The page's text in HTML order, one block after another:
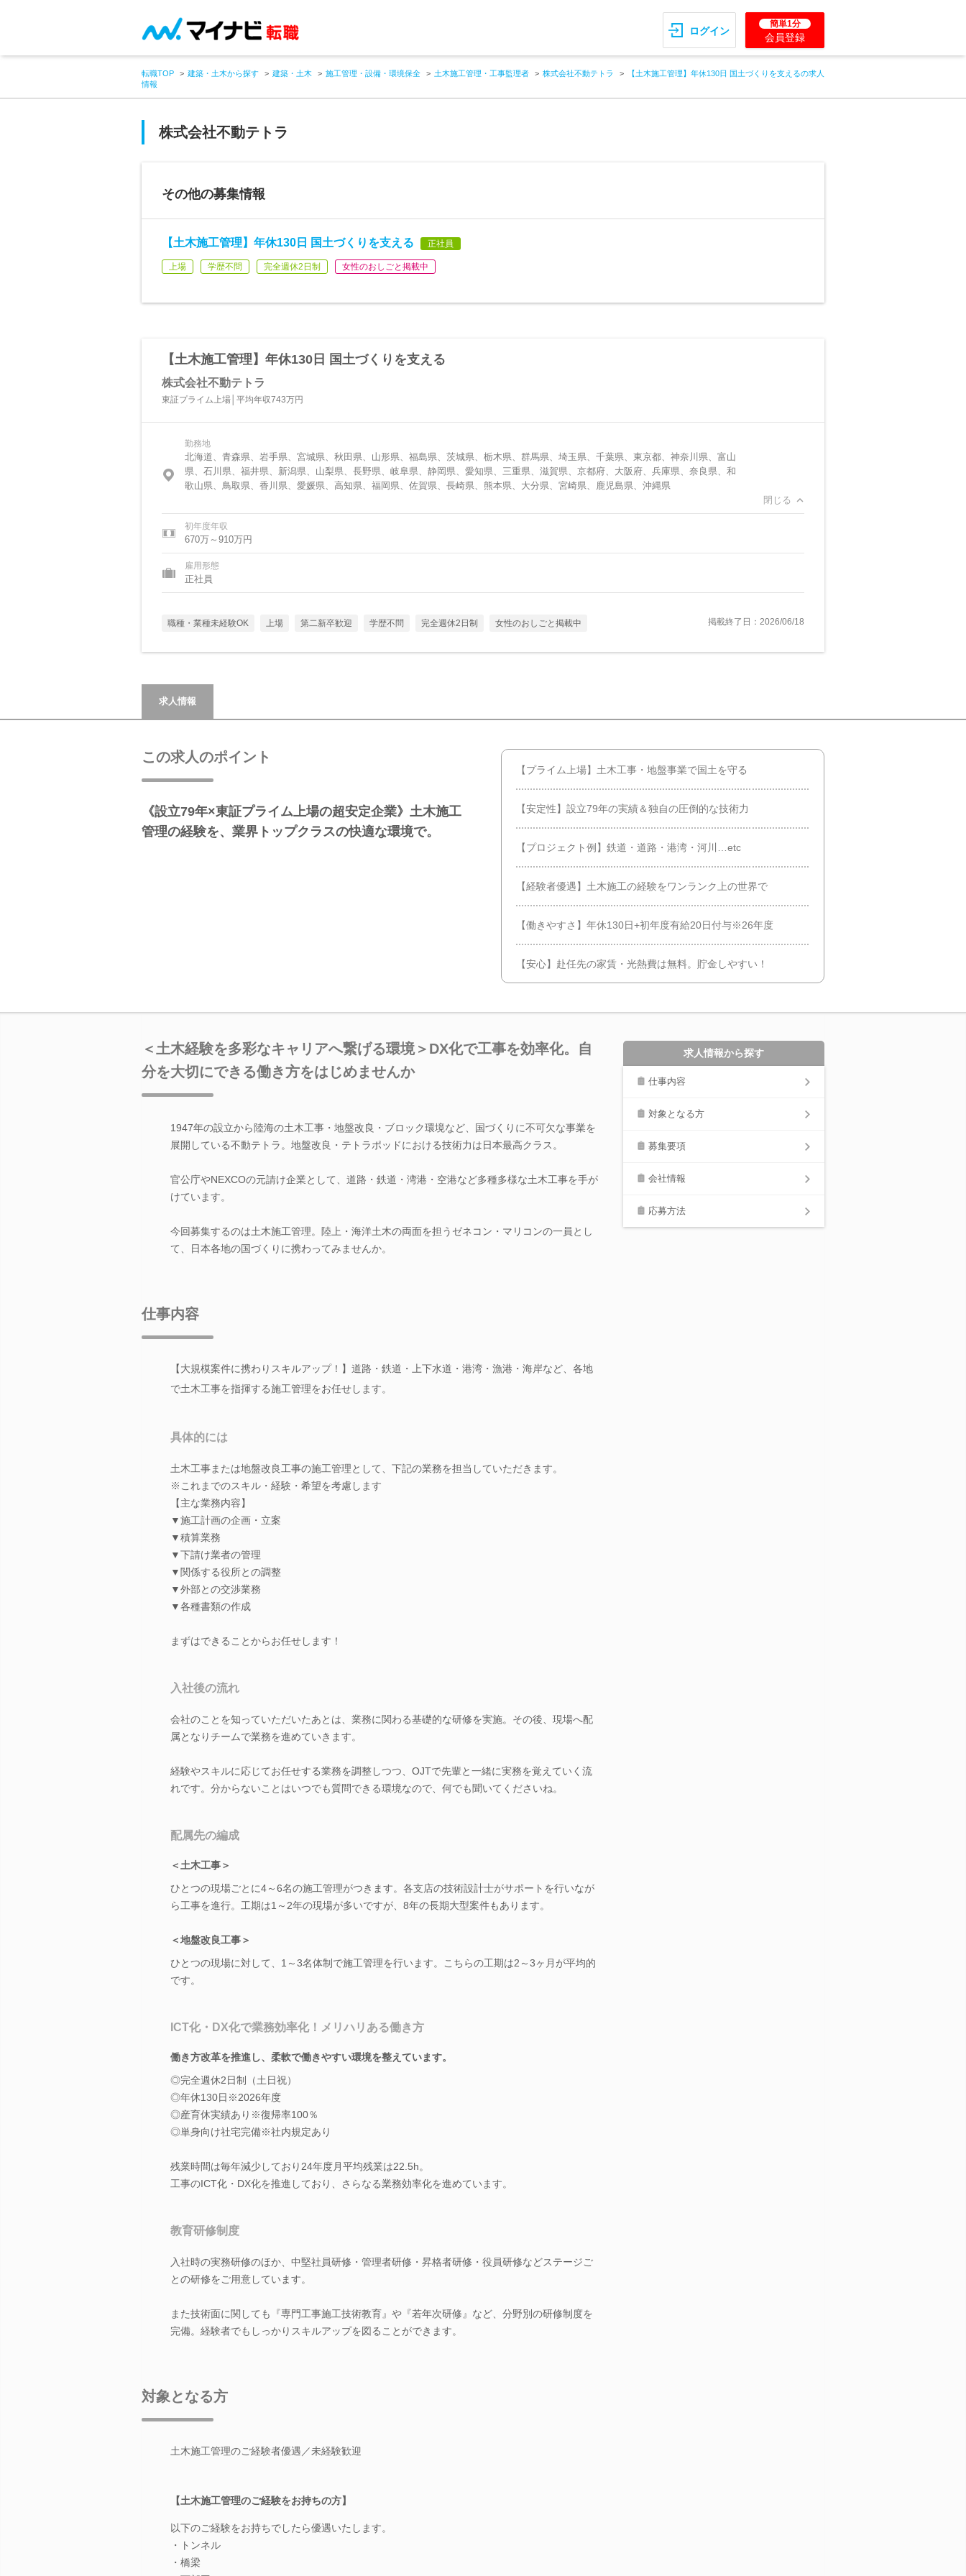
ログイン
簡単1分
会員登録
転職TOP 建築・土木から探す 建築・土木 施工管理・設備・環境保全 土木施工管理・工事監理者 株式会社不動テトラ
【土木施工管理】年休130日 国土づくりを支えるの求人
情報
株式会社不動テトラ
その他の募集情報
【土木施工管理】年休130日 国土づくりを支える 正社員
上場 学歴不問 完全週休2日制 女性のおしごと掲載中
【土木施工管理】年休130日 国土づくりを支える
株式会社不動テトラ
東証プライム上場│平均年収743万円
勤務地
北海道、青森県、岩手県、宮城県、秋田県、山形県、福島県、茨城県、栃木県、群馬県、埼玉県、千葉県、東京都、神奈川県、富山
県、石川県、福井県、新潟県、山梨県、長野県、岐阜県、静岡県、愛知県、三重県、滋賀県、京都府、大阪府、兵庫県、奈良県、和
歌山県、鳥取県、香川県、愛媛県、高知県、福岡県、佐賀県、長崎県、熊本県、大分県、宮崎県、鹿児島県、沖縄県
閉じる
初年度年収
670万～910万円
雇用形態
正社員
職種・業種未経験OK 上場 第二新卒歓迎 学歴不問 完全週休2日制 女性のおしごと掲載中 掲載終了日：2026/06/18
求人情報
この求人のポイント
《設立79年×東証プライム上場の超安定企業》土木施工
管理の経験を、業界トップクラスの快適な環境で。
【プライム上場】土木工事・地盤事業で国土を守る
【安定性】設立79年の実績＆独自の圧倒的な技術力
【プロジェクト例】鉄道・道路・港湾・河川…etc
【経験者優遇】土木施工の経験をワンランク上の世界で
【働きやすさ】年休130日+初年度有給20日付与※26年度
【安心】赴任先の家賃・光熱費は無料。貯金しやすい！
＜土木経験を多彩なキャリアへ繋げる環境＞DX化で工事を効率化。自
分を大切にできる働き方をはじめませんか
1947年の設立から陸海の土木工事・地盤改良・ブロック環境など、国づくりに不可欠な事業を
展開している不動テトラ。地盤改良・テトラポッドにおける技術力は日本最高クラス。
官公庁やNEXCOの元請け企業として、道路・鉄道・湾港・空港など多種多様な土木工事を手が
けています。
今回募集するのは土木施工管理。陸上・海洋土木の両面を担うゼネコン・マリコンの一員とし
て、日本各地の国づくりに携わってみませんか。
仕事内容
【大規模案件に携わりスキルアップ！】道路・鉄道・上下水道・港湾・漁港・海岸など、各地
で土木工事を指揮する施工管理をお任せします。
具体的には
土木工事または地盤改良工事の施工管理として、下記の業務を担当していただきます。
※これまでのスキル・経験・希望を考慮します
【主な業務内容】
▼施工計画の企画・立案
▼積算業務
▼下請け業者の管理
▼関係する役所との調整
▼外部との交渉業務
▼各種書類の作成
まずはできることからお任せします！
入社後の流れ
会社のことを知っていただいたあとは、業務に関わる基礎的な研修を実施。その後、現場へ配
属となりチームで業務を進めていきます。
経験やスキルに応じてお任せする業務を調整しつつ、OJTで先輩と一緒に実務を覚えていく流
れです。分からないことはいつでも質問できる環境なので、何でも聞いてくださいね。
配属先の編成
＜土木工事＞
ひとつの現場ごとに4～6名の施工管理がつきます。各支店の技術設計士がサポートを行いなが
ら工事を進行。工期は1～2年の現場が多いですが、8年の長期大型案件もあります。
＜地盤改良工事＞
ひとつの現場に対して、1～3名体制で施工管理を行います。こちらの工期は2～3ヶ月が平均的
です。
ICT化・DX化で業務効率化！メリハリある働き方
働き方改革を推進し、柔軟で働きやすい環境を整えています。
◎完全週休2日制（土日祝）
◎年休130日※2026年度
◎産育休実績あり※復帰率100％
◎単身向け社宅完備※社内規定あり
残業時間は毎年減少しており24年度月平均残業は22.5h。
工事のICT化・DX化を推進しており、さらなる業務効率化を進めています。
教育研修制度
入社時の実務研修のほか、中堅社員研修・管理者研修・昇格者研修・役員研修などステージご
との研修をご用意しています。
また技術面に関しても『専門工事施工技術教育』や『若年次研修』など、分野別の研修制度を
完備。経験者でもしっかりスキルアップを図ることができます。
対象となる方
土木施工管理のご経験者優遇／未経験歓迎
【土木施工管理のご経験をお持ちの方】
以下のご経験をお持ちでしたら優遇いたします。
・トンネル
・橋梁
求人情報から探す
仕事内容
対象となる方
募集要項
会社情報
応募方法